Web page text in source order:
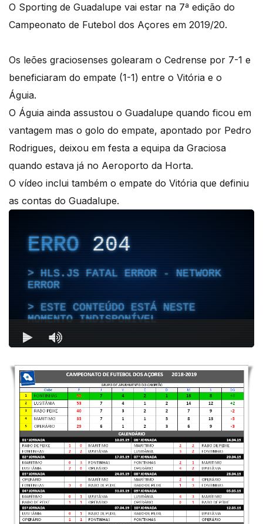
O Sporting de Guadalupe vai estar na 7ª edição do
Campeonato de Futebol dos Açores em 2019/20.
Os leões graciosenses golearam o Cedrense por 7-1 e
beneficiaram do empate (1-1) entre o Vitória e o
Águia.
O Águia ainda assustou o Guadalupe quando ficou em
vantagem mas o golo do empate, apontado por Pedro
Rodrigues, deixou em festa a equipa da Graciosa
quando estava já no Aeroporto da Horta.
O vídeo inclui também o empate do Vitória que definiu
as contas do Guadalupe.